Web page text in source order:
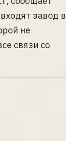
завод в
не
связи со